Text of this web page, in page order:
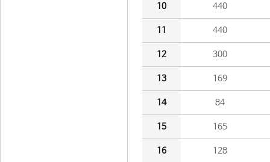
10 440
11 440
12 300
13 169
14 84
15 165
16 128